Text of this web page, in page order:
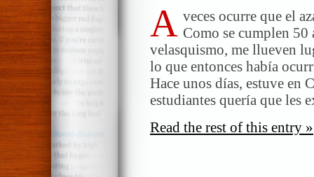
A veces ocurre que el
Como se cumplen
velasquismo, me llueven
lo que entonces había
Hace unos días, estuve en
estudiantes quería que
Read the rest of this entry »